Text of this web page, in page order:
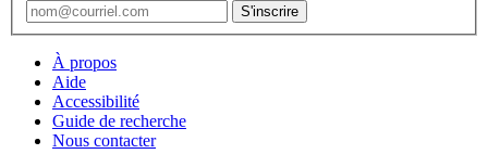
À propos
Aide
Accessibilité
Guide de recherche
Nous contacter